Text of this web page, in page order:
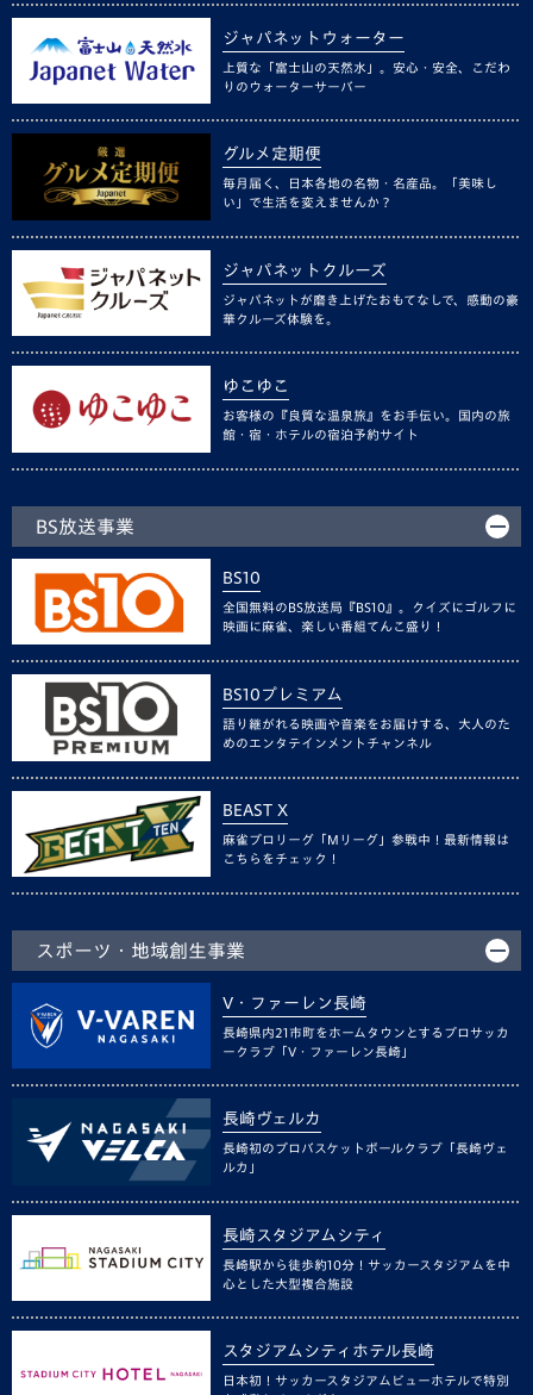
ジャパネットウォーター
上質な「富士山の天然水」。安心・安全、こだわ
りのウォーターサーバー
グルメ定期便
毎月届く、日本各地の名物・名産品。「美味し
い」で生活を変えませんか？
ジャパネットクルーズ
ジャパネットが磨き上げたおもてなしで、感動の豪
華クルーズ体験を。
ゆこゆこ
お客様の『良質な温泉旅』をお手伝い。国内の旅
館・宿・ホテルの宿泊予約サイト
BS放送事業
BS10
全国無料のBS放送局『BS10』。クイズにゴルフに
映画に麻雀、楽しい番組てんこ盛り！
BS10プレミアム
語り継がれる映画や音楽をお届けする、大人のた
めのエンタテインメントチャンネル
BEAST X
麻雀プロリーグ「Mリーグ」参戦中！最新情報は
こちらをチェック！
スポーツ・地域創生事業
V・ファーレン長崎
長崎県内21市町をホームタウンとするプロサッカ
ークラブ「V・ファーレン長崎」
長崎ヴェルカ
長崎初のプロバスケットボールクラブ「長崎ヴェ
ルカ」
長崎スタジアムシティ
長崎駅から徒歩約10分！サッカースタジアムを中
心とした大型複合施設
スタジアムシティホテル長崎
日本初！サッカースタジアムビューホテルで特別